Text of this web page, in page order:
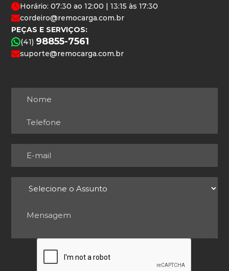
Horário: 07:30 ao 12:00 | 13:15 às 17:30
cordeiro@remocarga.com.br
PEÇAS E SERVIÇOS:
(41) 98855-7561
suporte@remocarga.com.br